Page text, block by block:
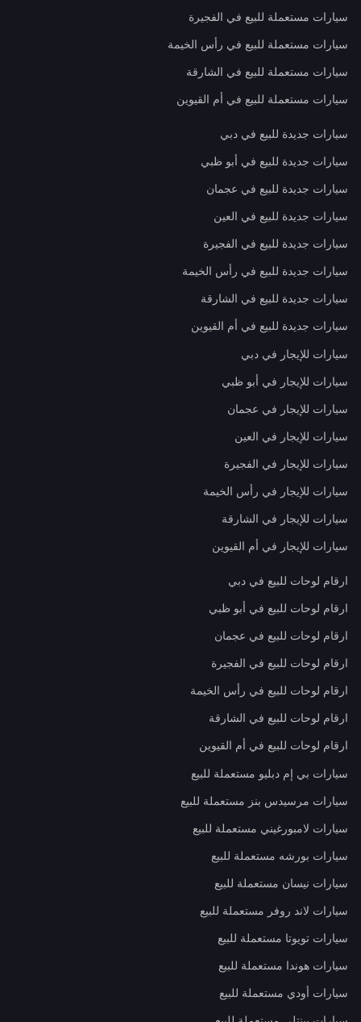
سيارات مستعملة للبيع في الفجيرة
سيارات مستعملة للبيع في رأس الخيمة
سيارات مستعملة للبيع في الشارقة
سيارات مستعملة للبيع في أم القيوين
سيارات جديدة للبيع في دبي
سيارات جديدة للبيع في أبو ظبي
سيارات جديدة للبيع في عجمان
سيارات جديدة للبيع في العين
سيارات جديدة للبيع في الفجيرة
سيارات جديدة للبيع في رأس الخيمة
سيارات جديدة للبيع في الشارقة
سيارات جديدة للبيع في أم القيوين
سيارات للإيجار في دبي
سيارات للإيجار في أبو ظبي
سيارات للإيجار في عجمان
سيارات للإيجار في العين
سيارات للإيجار في الفجيرة
سيارات للإيجار في رأس الخيمة
سيارات للإيجار في الشارقة
سيارات للإيجار في أم القيوين
ارقام لوحات للبيع في دبي
ارقام لوحات للبيع في أبو ظبي
ارقام لوحات للبيع في عجمان
ارقام لوحات للبيع في الفجيرة
ارقام لوحات للبيع في رأس الخيمة
ارقام لوحات للبيع في الشارقة
ارقام لوحات للبيع في أم القيوين
سيارات بي إم دبليو مستعملة للبيع
سيارات مرسيدس بنز مستعملة للبيع
سيارات لامبورغيني مستعملة للبيع
سيارات بورشه مستعملة للبيع
سيارات نيسان مستعملة للبيع
سيارات لاند روفر مستعملة للبيع
سيارات تويوتا مستعملة للبيع
سيارات هوندا مستعملة للبيع
سيارات أودي مستعملة للبيع